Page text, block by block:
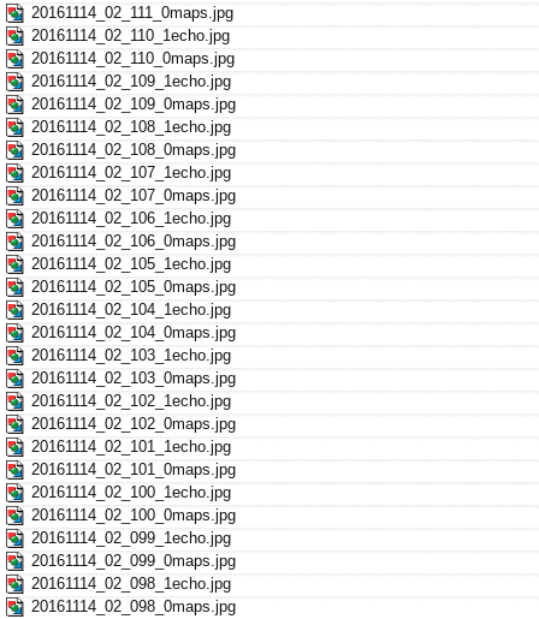
20161114_02_111_0maps.jpg
20161114_02_110_1echo.jpg
20161114_02_110_0maps.jpg
20161114_02_109_1echo.jpg
20161114_02_109_0maps.jpg
20161114_02_108_1echo.jpg
20161114_02_108_0maps.jpg
20161114_02_107_1echo.jpg
20161114_02_107_0maps.jpg
20161114_02_106_1echo.jpg
20161114_02_106_0maps.jpg
20161114_02_105_1echo.jpg
20161114_02_105_0maps.jpg
20161114_02_104_1echo.jpg
20161114_02_104_0maps.jpg
20161114_02_103_1echo.jpg
20161114_02_103_0maps.jpg
20161114_02_102_1echo.jpg
20161114_02_102_0maps.jpg
20161114_02_101_1echo.jpg
20161114_02_101_0maps.jpg
20161114_02_100_1echo.jpg
20161114_02_100_0maps.jpg
20161114_02_099_1echo.jpg
20161114_02_099_0maps.jpg
20161114_02_098_1echo.jpg
20161114_02_098_0maps.jpg